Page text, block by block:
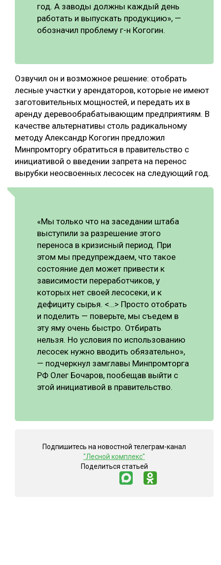
год. А заводы должны каждый день
работать и выпускать продукцию», —
обозначил проблему г-н Когогин.
Озвучил он и возможное решение: отобрать
лесные участки у арендаторов, которые не имеют
заготовительных мощностей, и передать их в
аренду деревообрабатывающим предприятиям. В
качестве альтернативы столь радикальному
методу Александр Когогин предложил
Минпромторгу обратиться в правительство с
инициативой о введении запрета на перенос
вырубки неосвоенных лесосек на следующий год.
«Мы только что на заседании штаба
выступили за разрешение этого
переноса в кризисный период. При
этом мы предупреждаем, что такое
состояние дел может привести к
зависимости переработчиков, у
которых нет своей лесосеки, и к
дефициту сырья. <…> Просто отобрать
и поделить — поверьте, мы съедем в
эту яму очень быстро. Отбирать
нельзя. Но условия по использованию
лесосек нужно вводить обязательно»,
— подчеркнул замглавы Минпромторга
РФ Олег Бочаров, пообещав выйти с
этой инициативой в правительство.
Подпишитесь на новостной телеграм-канал
"Лесной комплекс"
Поделиться статьей